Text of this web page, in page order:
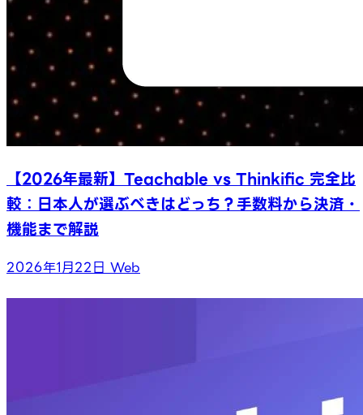
【2026年最新】Teachable vs Thinkific 完全比
較：日本人が選ぶべきはどっち？手数料から決済・
機能まで解説
2026年1月22日 Web